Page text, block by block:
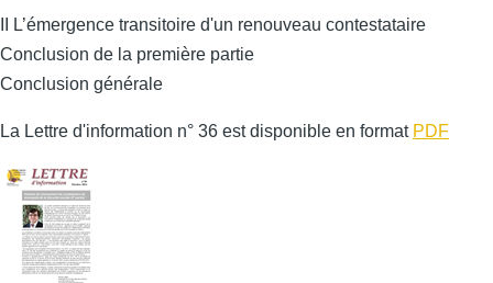
II L’émergence transitoire d'un renouveau contestataire
Conclusion de la première partie
Conclusion générale
La Lettre d'information n° 36 est disponible en format PDF